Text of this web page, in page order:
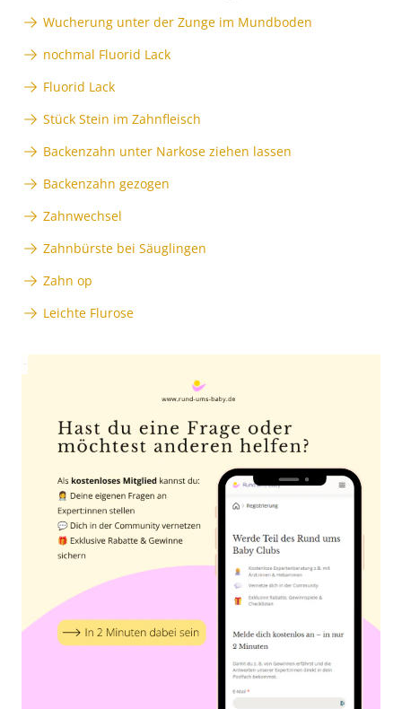
Wucherung unter der Zunge im Mundboden
nochmal Fluorid Lack
Fluorid Lack
Stück Stein im Zahnfleisch
Backenzahn unter Narkose ziehen lassen
Backenzahn gezogen
Zahnwechsel
Zahnbürste bei Säuglingen
Zahn op
Leichte Flurose